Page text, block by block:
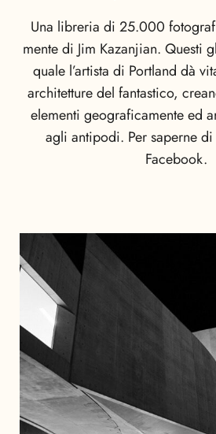
Una libreria di 25.000
mente di Jim Kazanjian. Questi
quale l’artista di Portland dà
architetture del fantastico,
elementi geograficamente ed
agli antipodi. Per saperne
Facebook.